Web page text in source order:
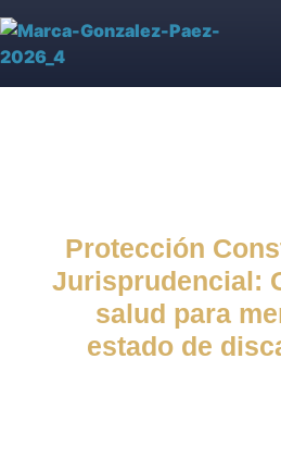
Protección
Jurisprudencial:
salud para
estado de